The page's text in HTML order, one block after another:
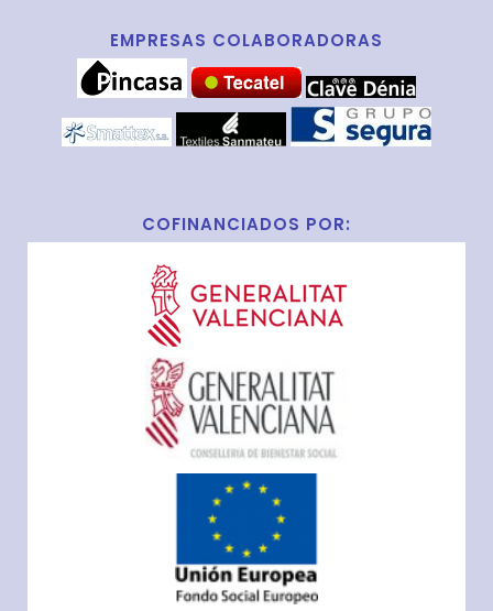
EMPRESAS COLABORADORAS
COFINANCIADOS POR: